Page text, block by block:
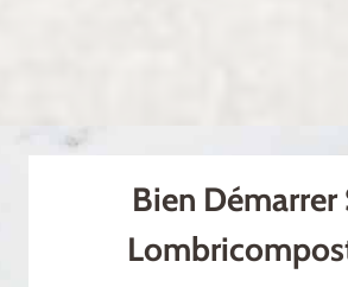
Bien Démarrer